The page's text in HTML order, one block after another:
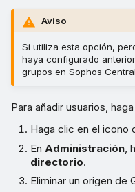
Aviso
Si utiliza esta opción,
haya configurado
grupos en Sophos
Para añadir usuarios,
Haga clic en el icono
En Administración ,
directorio.
Eliminar un origen de